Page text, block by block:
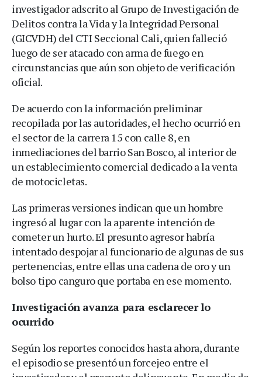
investigador adscrito al Grupo de Investigación de
Delitos contra la Vida y la Integridad Personal
(GICVDH) del CTI Seccional Cali, quien falleció
luego de ser atacado con arma de fuego en
circunstancias que aún son objeto de verificación
oficial.
De acuerdo con la información preliminar
recopilada por las autoridades, el hecho ocurrió en
el sector de la carrera 15 con calle 8, en
inmediaciones del barrio San Bosco, al interior de
un establecimiento comercial dedicado a la venta
de motocicletas.
Las primeras versiones indican que un hombre
ingresó al lugar con la aparente intención de
cometer un hurto. El presunto agresor habría
intentado despojar al funcionario de algunas de sus
pertenencias, entre ellas una cadena de oro y un
bolso tipo canguro que portaba en ese momento.
Investigación avanza para esclarecer lo
ocurrido
Según los reportes conocidos hasta ahora, durante
el episodio se presentó un forcejeo entre el